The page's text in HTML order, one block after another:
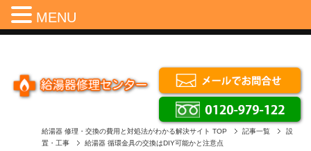
給湯器 修理・交換の費用と対処法がわかる解決サイト TOP 記事一覧
設
置・工事
給湯器 循環金具の交換はDIY可能かと注意点
MENU
Menu